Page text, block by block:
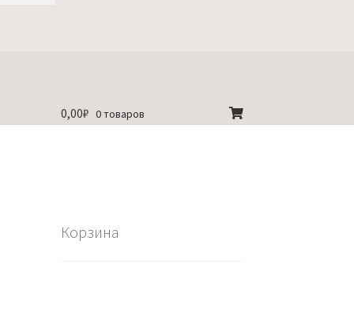
0,00₽ 0 товаров
Корзина